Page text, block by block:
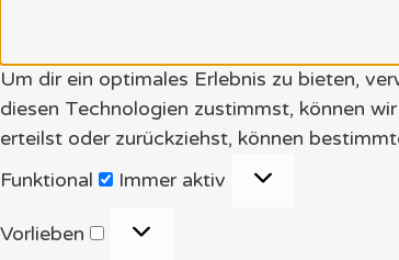
Um dir ein optimales Erlebnis zu bieten,
diesen Technologien zustimmst, können
erteilst oder zurückziehst, können
Funktional
Funktional
Immer aktiv
Vorlieben
Vorlieben